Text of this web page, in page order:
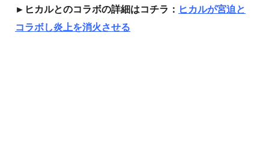
►ヒカルとのコラボの詳細はコチラ： ヒカルが宮迫と
コラボし炎上を消火させる